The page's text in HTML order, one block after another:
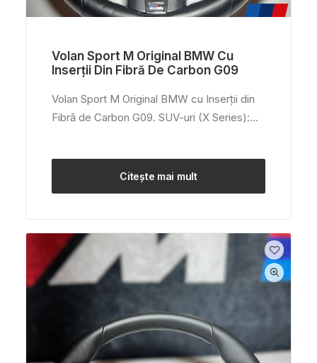
Volan Sport M Original BMW Cu
Inserții Din Fibră De Carbon G09
Volan Sport M Original BMW cu Inserții din
Fibră de Carbon G09. SUV-uri (X Series):…
Citește mai mult